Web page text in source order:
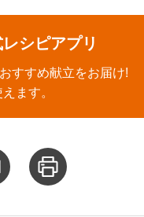
シピアプリ
すすめ献立をお届け!
ます。